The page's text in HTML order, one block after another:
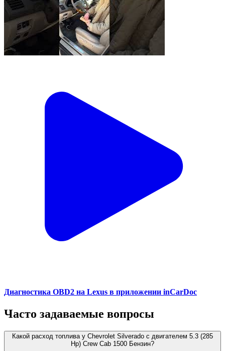
Диагностика OBD2 на Lexus в приложении inCarDoc
Часто задаваемые вопросы
Какой расход топлива у Chevrolet Silverado с двигателем 5.3 (285
Hp) Crew Cab 1500 Бензин?